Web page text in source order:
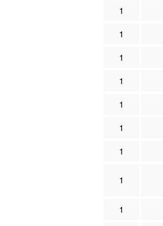
1
1
1
1
1
1
1
1
1